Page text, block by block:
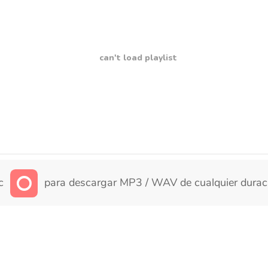
can't load playlist
para descargar MP3 / WAV de cualquier